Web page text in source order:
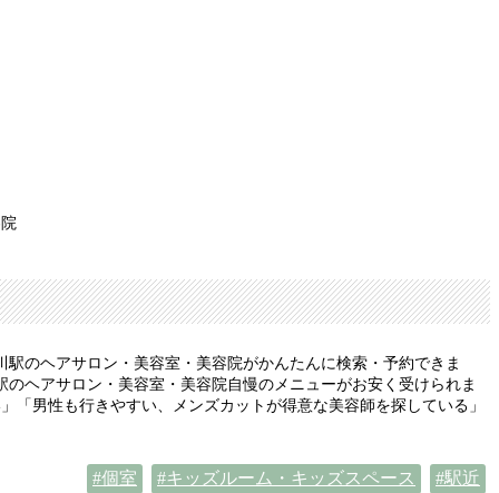
のヘアサロン・美容室・美容院がかんたんに検索・予約できま
ヘアサロン・美容室・美容院自慢のメニューがお安く受けられま
男性も行きやすい、メンズカットが得意な美容師を探している」
個室 キッズルーム・キッズスペース 駅近